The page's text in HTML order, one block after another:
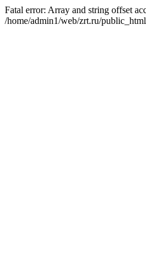
Fatal error: Array and string offset
/home/admin1/web/zrt.ru/